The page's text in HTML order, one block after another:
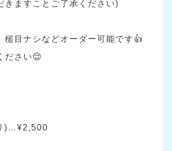
きますことご了承ください)
槌目ナシなどオーダー可能です👍
ださい😌
)…¥2,500